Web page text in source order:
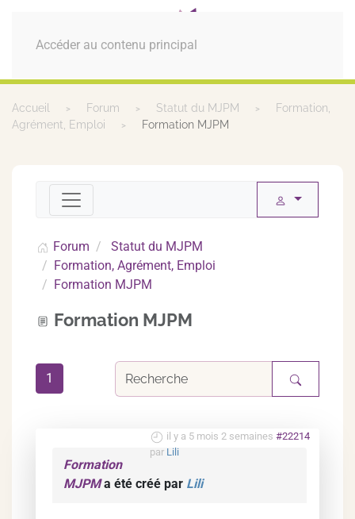
Accéder au contenu principal
MENU
Accueil Forum Statut du MJPM
Formation,
Agrément, Emploi
Formation MJPM
Forum
Statut du MJPM
Formation, Agrément, Emploi
Formation MJPM
Formation MJPM
1
il y a 5 mois 2 semaines #22214
par Lili
Formation
MJPMa été créé par Lili